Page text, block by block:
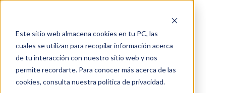
Este sitio web almacena cookies en tu PC, las
cuales se utilizan para recopilar información acerca
de tu interacción con nuestro sitio web y nos
permite recordarte. Para conocer más acerca de las
cookies, consulta nuestra política de privacidad.